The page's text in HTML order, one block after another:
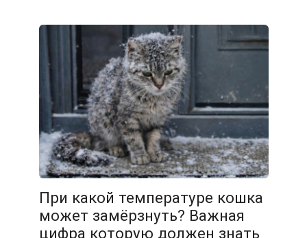
10.02.2026
При какой температуре кошка
может замёрзнуть? Важная
цифра которую должен знать